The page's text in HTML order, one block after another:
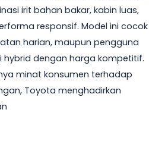
irit bahan bakar, kabin luas,
responsif. Model ini cocok
harian, maupun pengguna
hybrid dengan harga kompetitif.
minat konsumen terhadap
Toyota menghadirkan